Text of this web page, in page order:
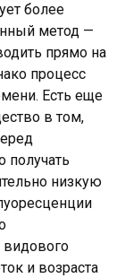
более
метод —
прямо на
процесс
Есть еще
в том,
получать
низкую
видового
и возраста